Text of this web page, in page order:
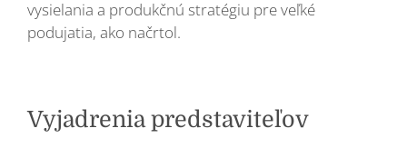
vysielania a produkčnú stratégiu pre veľké
podujatia, ako načrtol.
Vyjadrenia predstaviteľov